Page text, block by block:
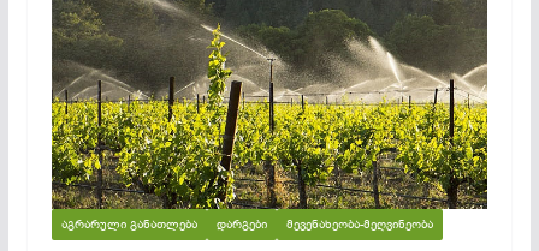
ᲐᲒᲠᲐᲠᲣᲚᲘ ᲒᲐᲜᲐᲗᲚᲔᲑᲐ ᲓᲐᲠᲒᲔᲑᲘ ᲛᲔᲕᲔᲜᲐᲮᲔᲝᲑᲐ-ᲛᲔᲦᲕᲘᲜᲔᲝᲑᲐ